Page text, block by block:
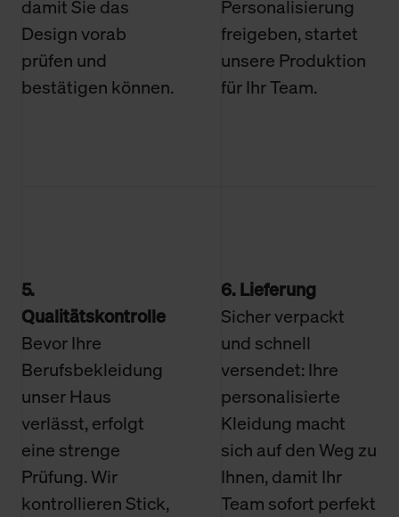
damit Sie das
Design vorab
prüfen und
bestätigen können.
Personalisierung
freigeben, startet
unsere Produktion
für Ihr Team.
5.
Qualitätskontrolle
Bevor Ihre
Berufsbekleidung
unser Haus
verlässt, erfolgt
eine strenge
Prüfung. Wir
kontrollieren Stick,
6. Lieferung
Sicher verpackt
und schnell
versendet: Ihre
personalisierte
Kleidung macht
sich auf den Weg zu
Ihnen, damit Ihr
Team sofort perfekt